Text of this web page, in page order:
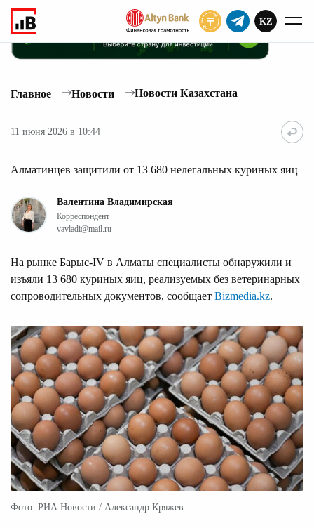
KZ
Главное Новости Новости Казахстана
11 июня 2026 в 10:44
Алматинцев защитили от 13 680 нелегальных куриных яиц
Валентина Владимирская
Корреспондент
vavladi@mail.ru
На рынке Барыс-IV в Алматы специалисты обнаружили и
изъяли 13 680 куриных яиц, реализуемых без ветеринарных
сопроводительных документов, сообщает Bizmedia.kz.
Фото: РИА Новости / Александр Кряжев